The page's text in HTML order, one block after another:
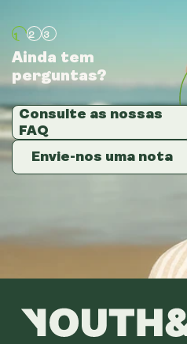
Ainda tem
perguntas?
Consulte as nossas
FAQ
Envie-nos uma nota
Ainda tem
perguntas?
Consulte as nossas
FAQ
Envie-nos uma nota
Ainda tem
perguntas?
Consulte as nossas
FAQ
Envie-nos uma nota